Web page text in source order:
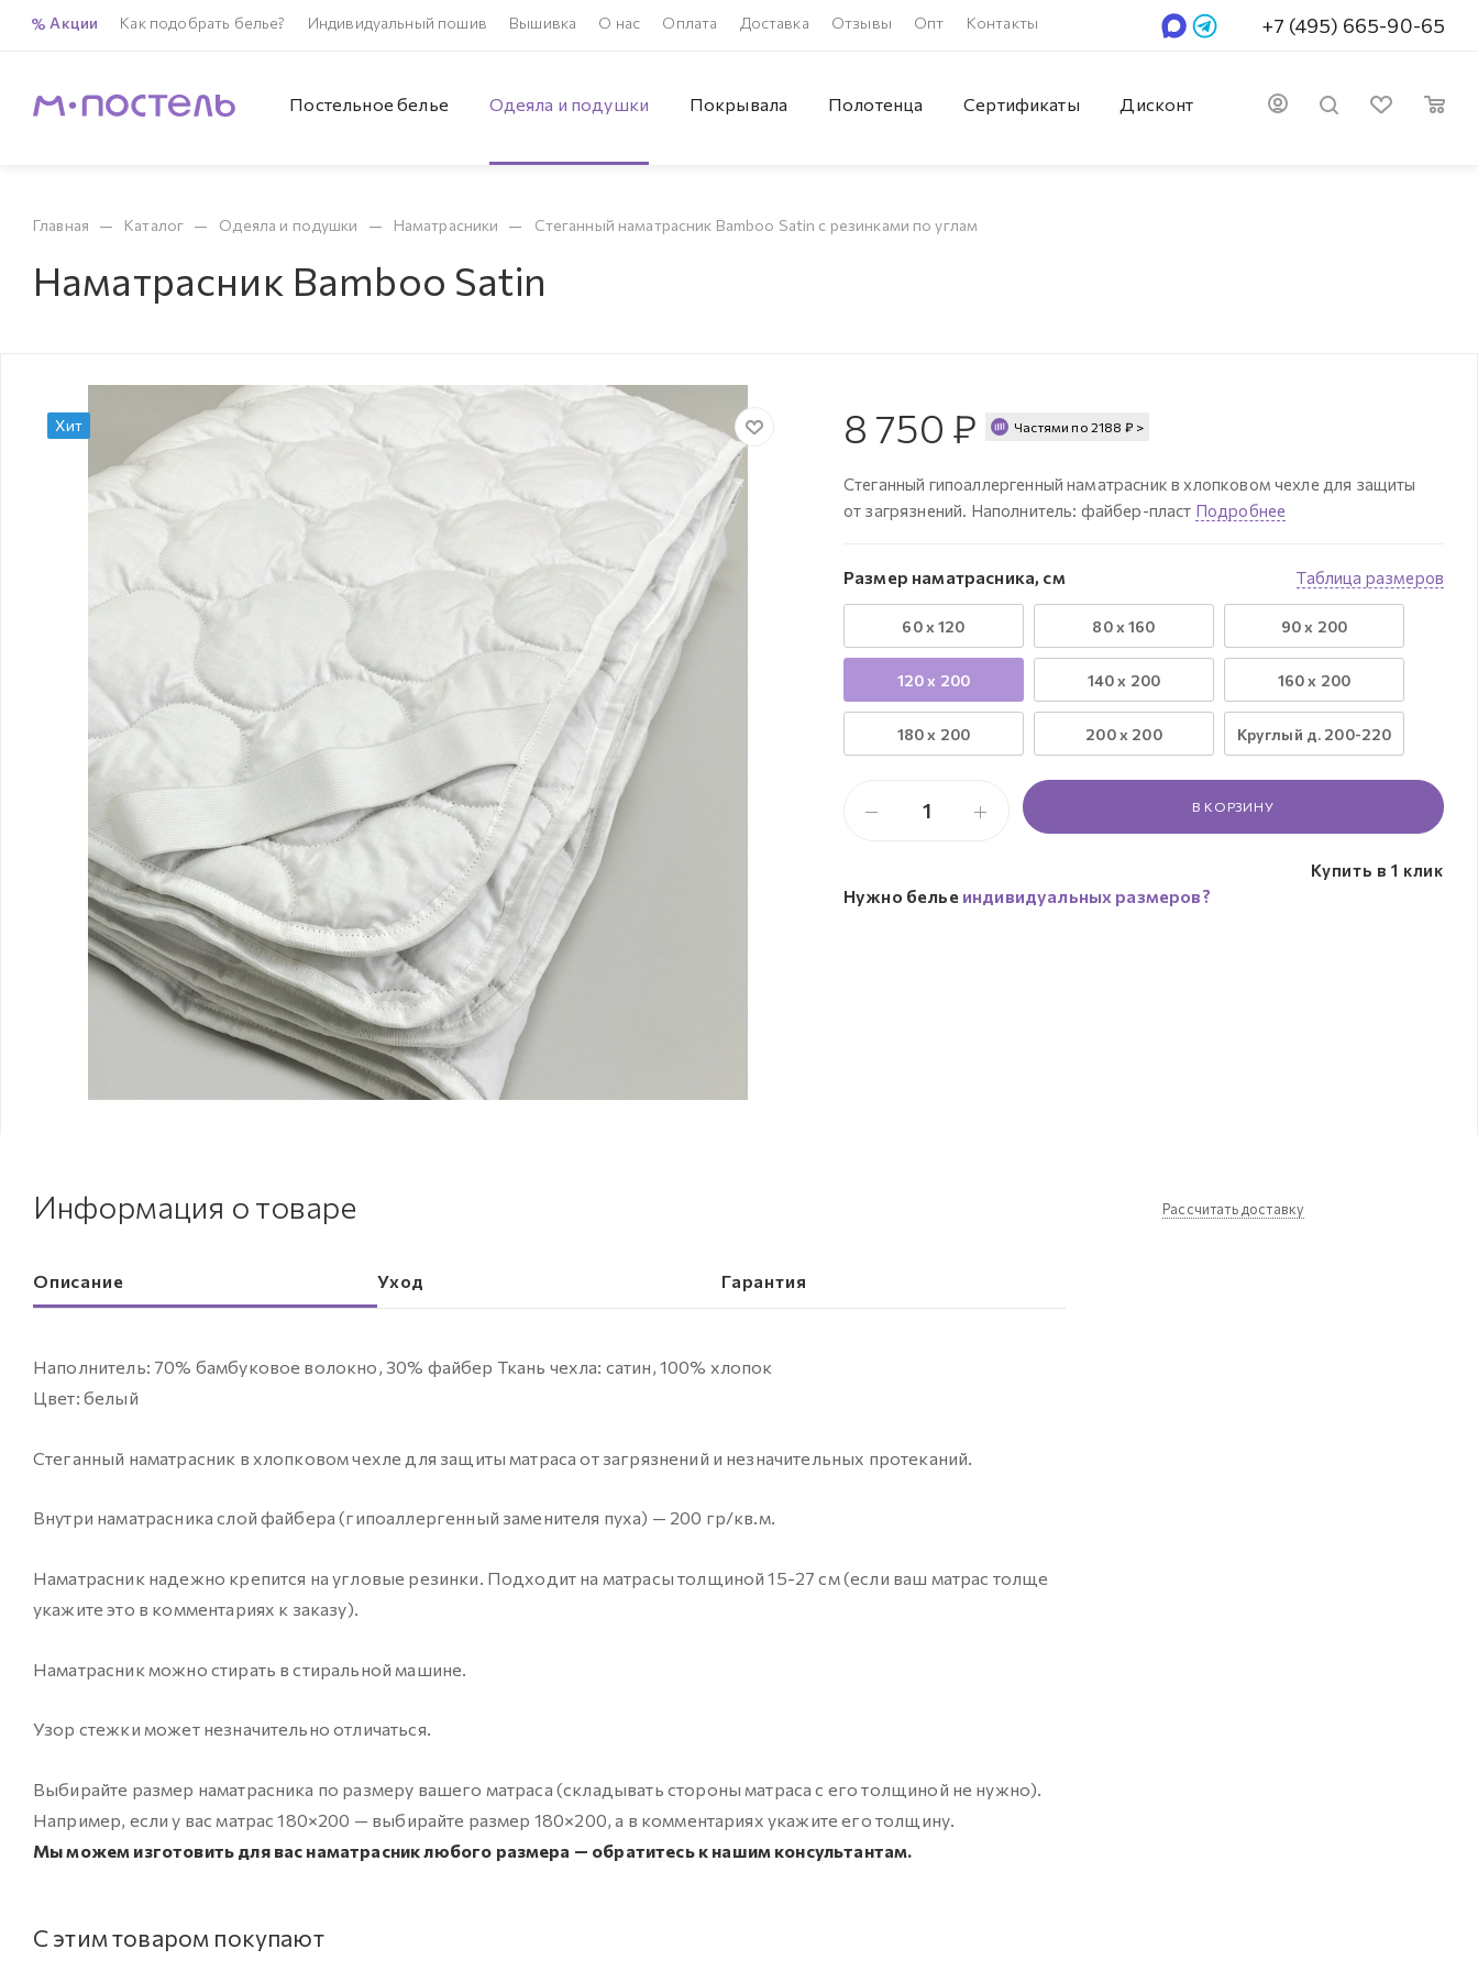
Акции Как подобрать белье? Индивидуальный пошив Вышивка О нас Оплата Доставка Отзывы Опт Контакты +7 (495) 665-90-65
Постельное белье Одеяла и подушки Покрывала Полотенца Сертификаты Дисконт
Главная — Каталог — Одеяла и подушки — Наматрасники — Стеганный наматрасник Bamboo Satin с резинками по углам
Наматрасник Bamboo Satin
Хит 8 750 ₽ Частями по 2188 ₽ >
Стеганный гипоаллергенный наматрасник в хлопковом чехле для защиты
от загрязнений. Наполнитель: файбер-пласт Подробнее
Таблица размеров
Размер наматрасника, см
60 х 120 80 х 160 90 х 200
120 х 200 140 х 200 160 х 200
180 х 200 200 х 200 Круглый д. 200-220
В КОРЗИНУ
Купить в 1 клик
Нужно белье индивидуальных размеров?
Информация о товаре
Описание Уход Гарантия
Наполнитель: 70% бамбуковое волокно, 30% файбер Ткань чехла: сатин, 100% хлопок
Цвет: белый
Стеганный наматрасник в хлопковом чехле для защиты матраса от загрязнений и незначительных протеканий.
Внутри наматрасника слой файбера (гипоаллергенный заменителя пуха) — 200 гр/кв.м.
Наматрасник надежно крепится на угловые резинки. Подходит на матрасы толщиной15-27 см(если ваш матрас толще
укажите это в комментариях к заказу).
Наматрасник можно стирать в стиральной машине.
Узор стежки может незначительно отличаться.
Выбирайте размер наматрасника по размеру вашего матраса (складывать стороны матраса с его толщиной не нужно).
Например, если у вас матрас 180×200 — выбирайте размер 180×200, а в комментариях укажите его толщину.
Мы можем изготовить для вас наматрасник любого размера — обратитесь к нашим консультантам.
С этим товаром покупают
Рассчитать доставку